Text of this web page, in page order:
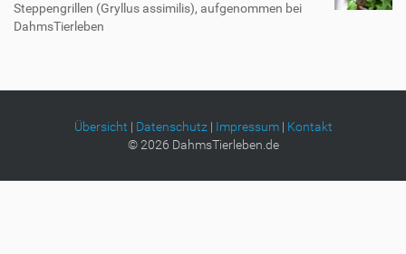
Steppengrillen (Gryllus assimilis), aufgenommen bei
DahmsTierleben
Übersicht | Datenschutz| Impressum| Kontakt
©2026 DahmsTierleben.de